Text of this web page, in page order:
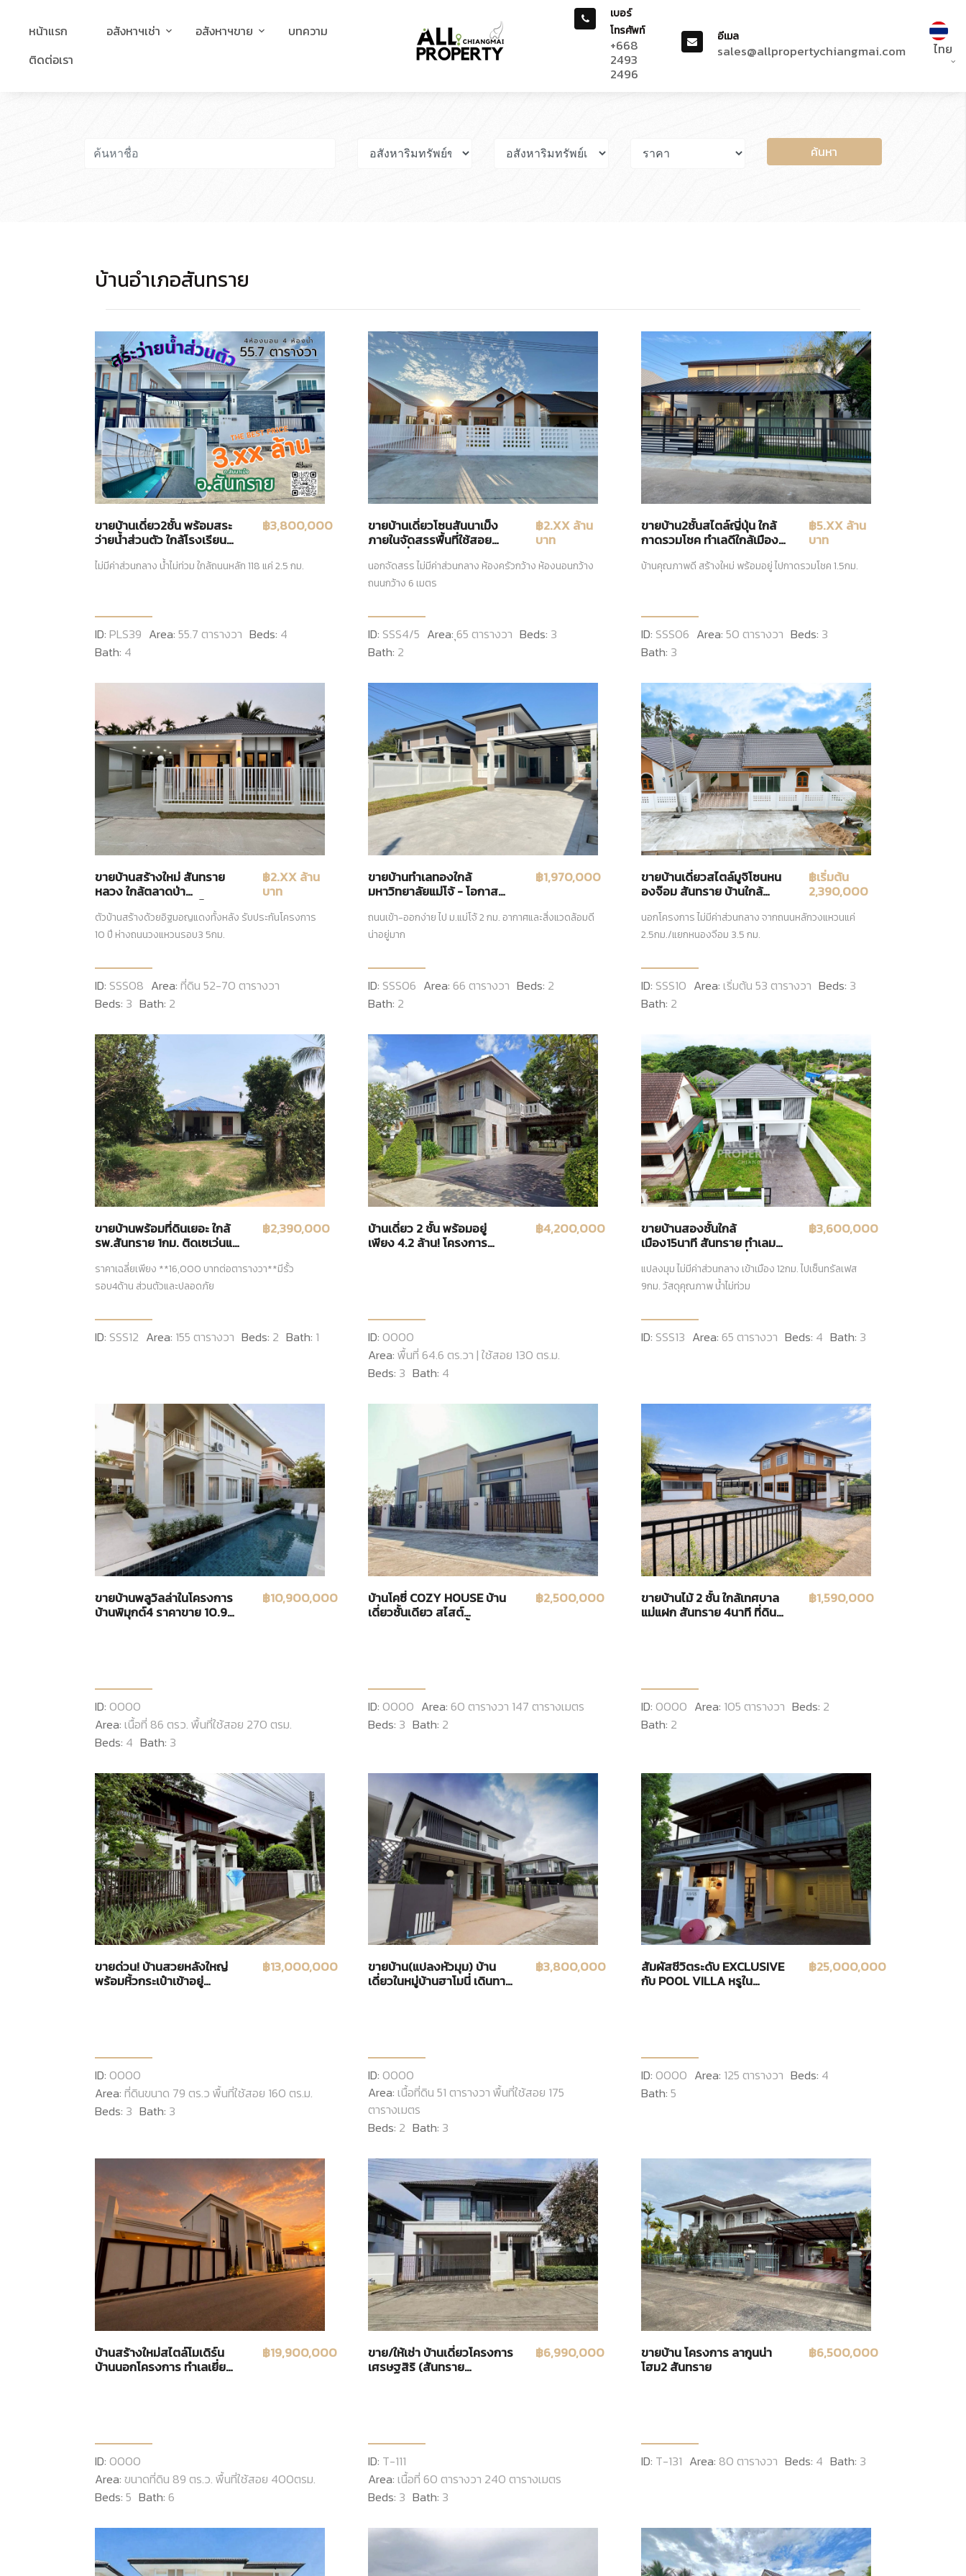
หน้าแรก อสังหาฯเช่า อสังหาฯขาย
บทความ
ติดต่อเรา
เบอร์
โทรศัพท์
+668
2493
2496
อีเมล
sales@allpropertychiangmai.com ไทย
ค้นหา
บ้านอำเภอสันทราย
ขายบ้านเดี่ยว2ชั้น พร้อมสระ
ว่ายน้ำส่วนตัว ใกล้โรงเรียน
นานาชาติเชียงใหม่ไชนีส
สันทราย
฿3,800,000
ไม่มีค่าส่วนกลาง น้ำไม่ท่วม ใกล้ถนนหลัก 118 แค่ 2.5 กม.
ID: PLS39 Area: 55.7 ตารางวา Beds: 4
Bath: 4
ขายบ้านเดี่ยวโซนสันนาเม็ง
ภายในจัดสรรพื้นที่ใช้สอย
สไตล์ฝรั่ง ห่างแยกแม่กวง 10
นาที กู้ได้ 100%
฿2.XX ล้าน
บาท
นอกจัดสรร ไม่มีค่าส่วนกลาง ห้องครัวกว้าง ห้องนอนกว้าง
ถนนกว้าง 6 เมตร
ID: SSS4/5 Area: ุ65 ตารางวา Beds: 3
Bath: 2
ขายบ้าน2ชั้นสไตล์ญี่ปุ่น ใกล้
กาดรวมโชค ทำเลดีใกล้เมือง
฿5.XX ล้าน
บาท
บ้านคุณภาพดี สร้างใหม่ พร้อมอยู่ ไปกาดรวมโชค 1.5กม.
ID: SSS06 Area: 50 ตารางวา Beds: 3
Bath: 3
ขายบ้านสร้างใหม่ สันทราย
หลวง ใกล้ตลาดป่า
เหมือด1.7กม.สร้างเสร็จพร้อม
อยู่ 3ห้องนอน
฿2.XX ล้าน
บาท
ตัวบ้านสร้างด้วยอิฐมอญแดงทั้งหลัง รับประกันโครงการ
10 ปี ห่างถนนวงแหวนรอบ3 5กม.
ID: SSS08 Area: ที่ดิน 52-70 ตารางวา
Beds: 3 Bath: 2
ขายบ้านทำเลทองใกล้
มหาวิทยาลัยแม่โจ้ - โอกาสดีที่
ท่ามกลางธรรมชาติ และ
อากาศที่
฿1,970,000
ถนนเข้า-ออกง่าย ไป ม.แม่โจ้ 2 กม. อากาศและสิ่งแวดล้อมดี
น่าอยู่มาก
ID: SSS06 Area: 66 ตารางวา Beds: 2
Bath: 2
ขายบ้านเดี่ยวสไตล์มูจิโซนหน
องจ๊อม สันทราย บ้านใกล้
ง่าย บ้านสวย มีคุณภาพ
฿เริ่มต้น
2,390,000
นอกโครงการ ไม่มีค่าส่วนกลาง จากถนนหลักวงแหวนแค่
2.5กม./แยกหนองจีอม 3.5 กม.
ID: SSS10 Area: เริ่มต้น 53 ตารางวา Beds: 3
Bath: 2
ขายบ้านพร้อมที่ดินเยอะ ใกล้
รพ.สันทราย 1กม. ติดเซเว่นแค่
สันทราย-แม่โจ้
฿2,390,000
ราคาเฉลี่ยเพียง **16,000 บาทต่อตารางวา**มีรั้ว
รอบ4ด้าน ส่วนตัวและปลอดภัย
ID: SSS12 Area: 155 ตารางวา Beds: 2 Bath: 1
บ้านเดี่ยว 2 ชั้น พร้อมอยู่
เพียง 4.2 ล้าน! โครงการ
฿4,200,000
ID: 0000
Area: พื้นที่ 64.6 ตร.วา | ใช้สอย 130 ตร.ม.
Beds: 3 Bath: 4
ขายบ้านสองชั้นใกล้
เมือง15นาที สันทราย ทำเลมา
แรง ใกล้เมือง15นาที ที่ดิน
กว้างเหลือใส่สระว่ายน้ำได้อีก
฿3,600,000
แปลงมุม ไม่มีค่าส่วนกลาง เข้าเมือง 12กม. ไปเซ็นทรัลเฟส
9กม. วัสดุคุณภาพ น้ำไม่ท่วม
ID: SSS13 Area: 65 ตารางวา Beds: 4 Bath: 3
ขายบ้านพลูวิลล่าในโครงการ
บ้านพิมุกต์4 ราคาขาย 10.9
ล้านบาท
฿10,900,000
ID: 0000
Area: เนื้อที่ 86 ตรว. พื้นที่ใช้สอย 270 ตรม.
Beds: 4 Bath: 3
บ้านโคซี่ COZY HOUSE บ้าน
เดี่ยวชั้นเดียว สไสต์
MODERN 3 นอน 2 น้ำ 1 ห้อง
฿2,500,000
ID: 0000 Area: 60 ตารางวา 147 ตารางเมตร
Beds: 3 Bath: 2
ขายบ้านไม้ 2 ชั้น ใกล้เทศบาล
แม่แฝก สันทราย 4นาที ที่ดิน
฿1,590,000
ID: 0000 Area: 105 ตารางวา Beds: 2
Bath: 2
ขายด่วน! บ้านสวยหลังใหญ่
พร้อมหิ้วกระเป๋าเข้าอยู่
฿13,000,000
ID: 0000
Area: ที่ดินขนาด 79 ตร.ว พื้นที่ใช้สอย 160 ตร.ม.
Beds: 3 Bath: 3
ขายบ้าน(แปลงหัวมุม) บ้าน
เดี่ยวในหมู่บ้านฮาโมนี่ เดินทาง
฿3,800,000
ID: 0000
Area: เนื้อที่ดิน 51 ตารางวา พื้นที่ใช้สอย 175
ตารางเมตร
Beds: 2 Bath: 3
สัมผัสชีวิตระดับ EXCLUSIVE
กับ POOL VILLA หรูใน
฿25,000,000
ID: 0000 Area: 125 ตารางวา Beds: 4
Bath: 5
บ้านสร้างใหม่สไตล์โมเดิร์น
บ้านนอกโครงการ ทำเลเยี่ยม
฿19,900,000
ID: 0000
Area: ขนาดที่ดิน 89 ตร.ว. พื้นที่ใช้สอย 400ตรม.
Beds: 5 Bath: 6
ขาย/ให้เช่า บ้านเดี่ยวโครงการ
เศรษฐสิริ (สันทราย
฿6,990,000
ID: T-111
Area: เนื้อที่ 60 ตารางวา 240 ตารางเมตร
Beds: 3 Bath: 3
ขายบ้าน โครงการ ลากูนน่า
โฮม2 สันทราย
฿6,500,000
ID: T-131 Area: 80 ตารางวา Beds: 4 Bath: 3